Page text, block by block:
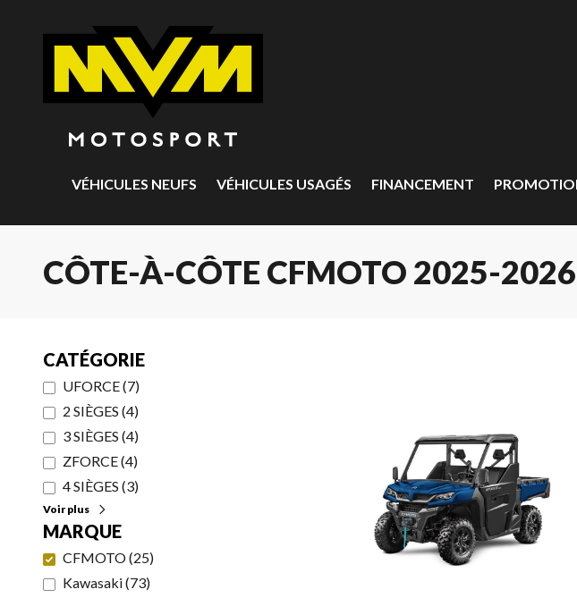
VÉHICULES NEUFS VÉHICULES USAGÉS FINANCEMENT
CÔTE-À-CÔTE CFMOTO 2025-2026
CATÉGORIE
UFORCE(7)
2 SIÈGES (4)
3 SIÈGES (4)
ZFORCE(4)
4 SIÈGES (3)
Voir plus
MARQUE
CFMOTO(25)
Kawasaki(73)